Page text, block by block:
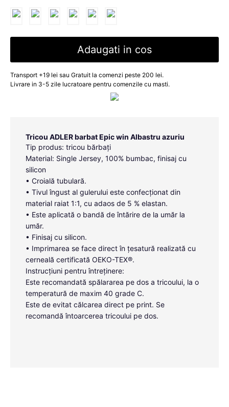
Adaugati in cos
Transport +19 lei sau Gratuit la comenzi peste 200 lei.
Livrare in 3-5 zile lucratoare pentru comenzile cu masti.
Tricou ADLER barbat Epic win Albastru azuriu
Tip produs: tricou bărbați
Material: Single Jersey, 100% bumbac, finisaj cu
silicon
• Croială tubulară.
• Tivul îngust al gulerului este confecționat din
material raiat 1:1, cu adaos de 5 % elastan.
• Este aplicată o bandă de întărire de la umăr la
umăr.
• Finisaj cu silicon.
• Imprimarea se face direct în țesatură realizată cu
cerneală certificată OEKO-TEX®.
Instrucțiuni pentru întreținere:
Este recomandată spălararea pe dos a tricoului, la o
temperatură de maxim 40 grade C.
Este de evitat călcarea direct pe print. Se
recomandă întoarcerea tricoului pe dos.